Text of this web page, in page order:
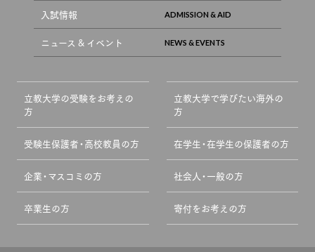
入試情報
ニュース & イベント
立教大学の受験をお考えの
方
立教大学で学びたい海外の
方
受験生保護者・高校教員の方 在学生・在学生の保護者の方
企業・マスコミの方 社会人・一般の方
卒業生の方 寄付をお考えの方